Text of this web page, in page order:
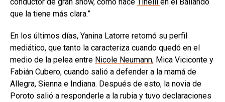
que la tiene más clara.”
En los últimos días, Yanina Latorre retomó su perfil
mediático, que tanto la caracteriza cuando quedó en el
medio de la pelea entre Nicole Neumann, Mica Viciconte y
Fabián Cubero, cuando salió a defender a la mamá de
Allegra, Sienna e Indiana. Después de esto, la novia de
Poroto salió a responderle a la rubia y tuvo declaraciones